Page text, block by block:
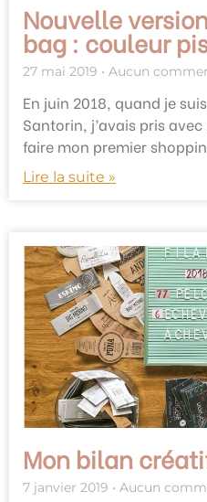
Nouvelle
bag : couleur
27 mai 2019 Aucun
En juin 2018, quand je
Santorin, j’avais pris
faire mon premier
Lire la suite »
Mon bilan
7 janvier 2019 Aucun